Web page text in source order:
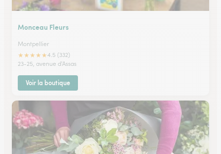
Monceau Fleurs
Montpellier
★★★★★4.5 (332)
23-25, avenue d'Assas
Voir la boutique